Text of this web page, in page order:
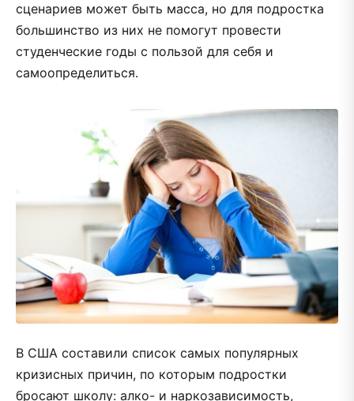
сценариев может быть масса, но для подростка
большинство из них не помогут провести
студенческие годы с пользой для себя и
самоопределиться.
В США составили список самых популярных
кризисных причин, по которым подростки
бросают школу: алко- и наркозависимость,